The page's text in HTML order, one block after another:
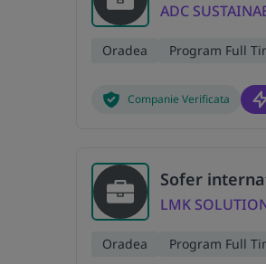
ADC
Oradea Program Full
Companie Verificata
Sofer
LMK
Oradea Program Full